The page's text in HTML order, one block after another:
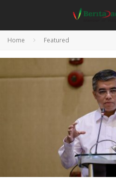
Home Featured